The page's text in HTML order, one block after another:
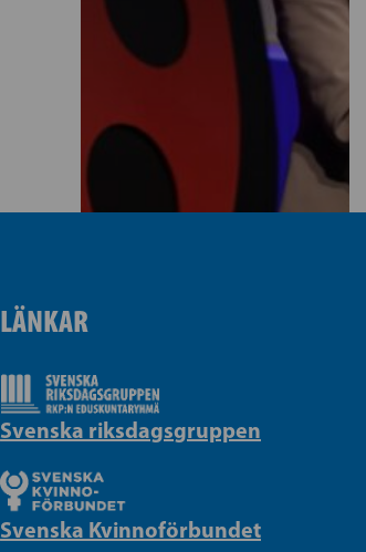
LÄNKAR
Svenska riksdagsgruppen
Svenska Kvinnoförbundet